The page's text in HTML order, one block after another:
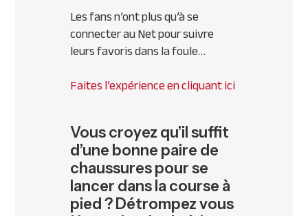
Les fans n’ont plus qu’à se
connecter au Net pour suivre
leurs favoris dans la foule…
Faites l’expérience en cliquant ici
Vous croyez qu’il suffit
d’une bonne paire de
chaussures pour se
lancer dans la course à
pied ? Détrompez vous